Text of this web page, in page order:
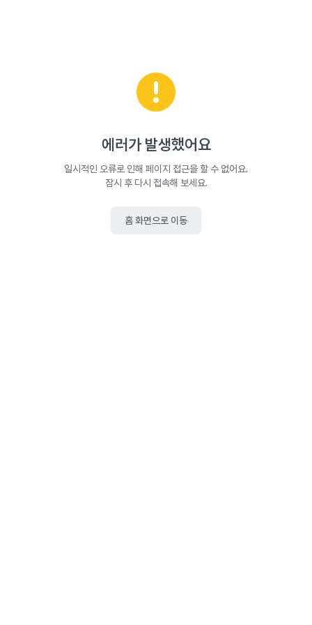
에러가 발생했어요
일시적인 오류로 인해 페이지 접근을 할 수 없어요.
잠시 후 다시 접속해 보세요.
홈 화면으로 이동